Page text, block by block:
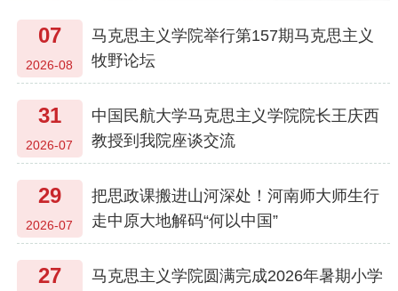
07
2026-08
马克思主义学院举行第157期马克思主义
牧野论坛
31
2026-07
中国民航大学马克思主义学院院长王庆西
教授到我院座谈交流
29
2026-07
把思政课搬进山河深处！河南师大师生行
走中原大地解码“何以中国”
27
马克思主义学院圆满完成2026年暑期小学